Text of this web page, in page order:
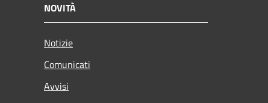
NOVITÀ
Notizie
Comunicati
Avvisi